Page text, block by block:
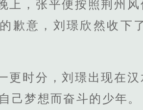
上，张平便按照荆州
歉意，刘璟欣然收下
更时分，刘璟出现在
己梦想而奋斗的少年。